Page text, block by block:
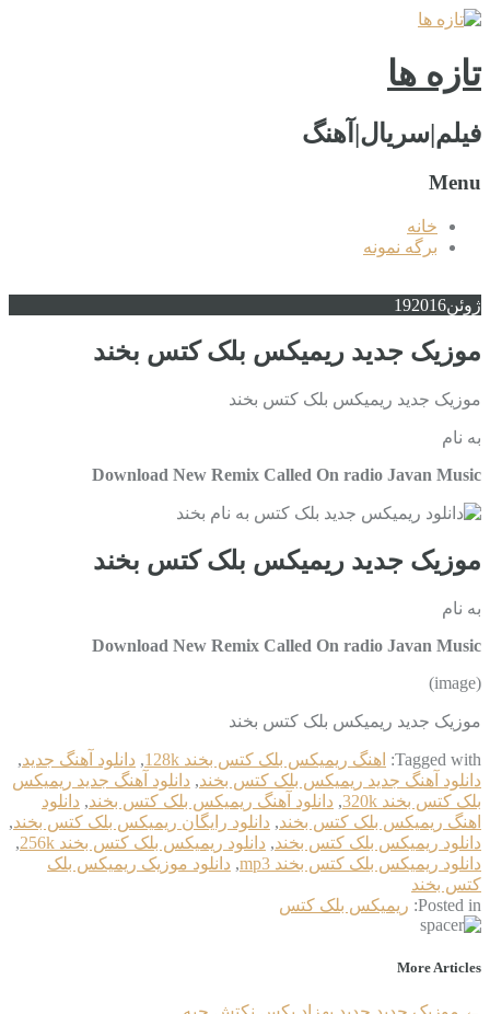
تازه ها
فیلم|سریال|آهنگ
Menu
خانه
برگه نمونه
ژوئن 192016
موزیک جدید ریمیکس بلک کتس بخند
موزیک جدید ریمیکس بلک کتس بخند
به نام
Download New Remix Called On radio Javan Music
موزیک جدید ریمیکس بلک کتس بخند
به نام
Download New Remix Called On radio Javan Music
(image)
موزیک جدید ریمیکس بلک کتس بخند
Tagged with: اهنگ ریمیکس بلک کتس بخند 128k , دانلود آهنگ جدید,
دانلود آهنگ جدید ریمیکس بلک کتس بخند, دانلود آهنگ جدید ریمیکس
بلک کتس بخند 320k
, دانلود آهنگ ریمیکس بلک کتس بخند, دانلود
اهنگ ریمیکس بلک کتس بخند, دانلود رایگان ریمیکس بلک کتس بخند,
دانلود ریمیکس بلک کتس بخند, دانلود ریمیکس بلک کتس بخند 256k
,
دانلود ریمیکس بلک کتس بخند mp3
, دانلود موزیک ریمیکس بلک
کتس بخند
Posted in: ریمیکس بلک کتس
More Articles